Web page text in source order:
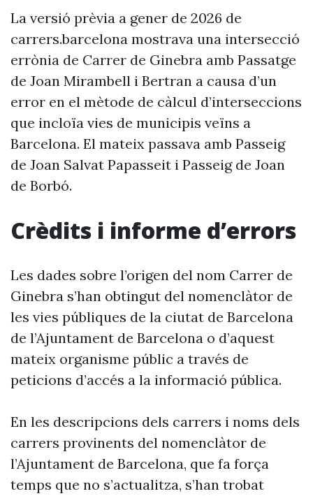
La versió prèvia a gener de 2026 de
carrers.barcelona mostrava una intersecció
errònia de Carrer de Ginebra amb Passatge
de Joan Mirambell i Bertran a causa d’un
error en el mètode de càlcul d’interseccions
que incloïa vies de municipis veïns a
Barcelona. El mateix passava amb Passeig
de Joan Salvat Papasseit i Passeig de Joan
de Borbó.
Crèdits i informe d’errors
Les dades sobre l’origen del nom Carrer de
Ginebra s’han obtingut del nomenclàtor de
les vies públiques de la ciutat de Barcelona
de l’Ajuntament de Barcelona o d’aquest
mateix organisme públic a través de
peticions d’accés a la informació pública.
En les descripcions dels carrers i noms dels
carrers provinents del nomenclàtor de
l’Ajuntament de Barcelona, que fa força
temps que no s’actualitza, s’han trobat